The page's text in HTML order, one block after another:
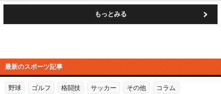
もっとみる
最新のスポーツ記事
野球 ゴルフ 格闘技 サッカー その他 コラム